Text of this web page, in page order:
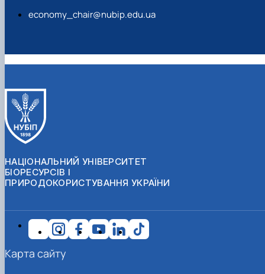
economy_chair@nubip.edu.ua
НАЦІОНАЛЬНИЙ УНІВЕРСИТЕТ
БІОРЕСУРСІВ І
ПРИРОДОКОРИСТУВАННЯ УКРАЇНИ
Карта сайту